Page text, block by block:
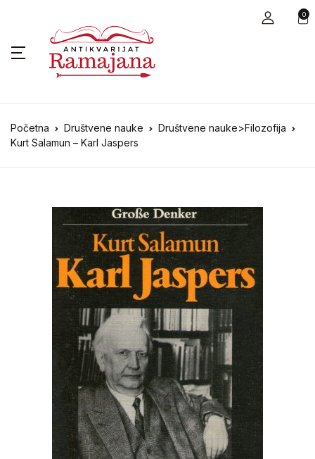
0
Početna Društvene nauke
Društvene nauke>Filozofija
Kurt Salamun – Karl Jaspers